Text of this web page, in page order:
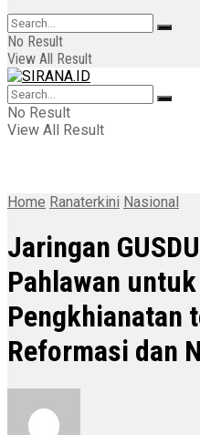
No Result
View All Result
No Result
View All Result
Home Ranaterkini Nasional
Jaringan
Pahlawan
Pengkhianatan
Reformasi dan